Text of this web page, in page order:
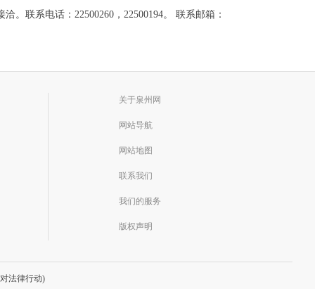
联系电话：22500260，22500194。 联系邮箱：
关于泉州网
网站导航
网站地图
联系我们
我们的服务
版权声明
法律行动)